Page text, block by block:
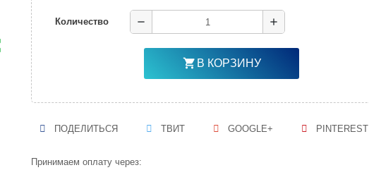
Количество remove add
shopping_cart В КОРЗИНУ
ПОДЕЛИТЬСЯ ТВИТ GOOGLE+ PINTEREST
Принимаем оплату через: